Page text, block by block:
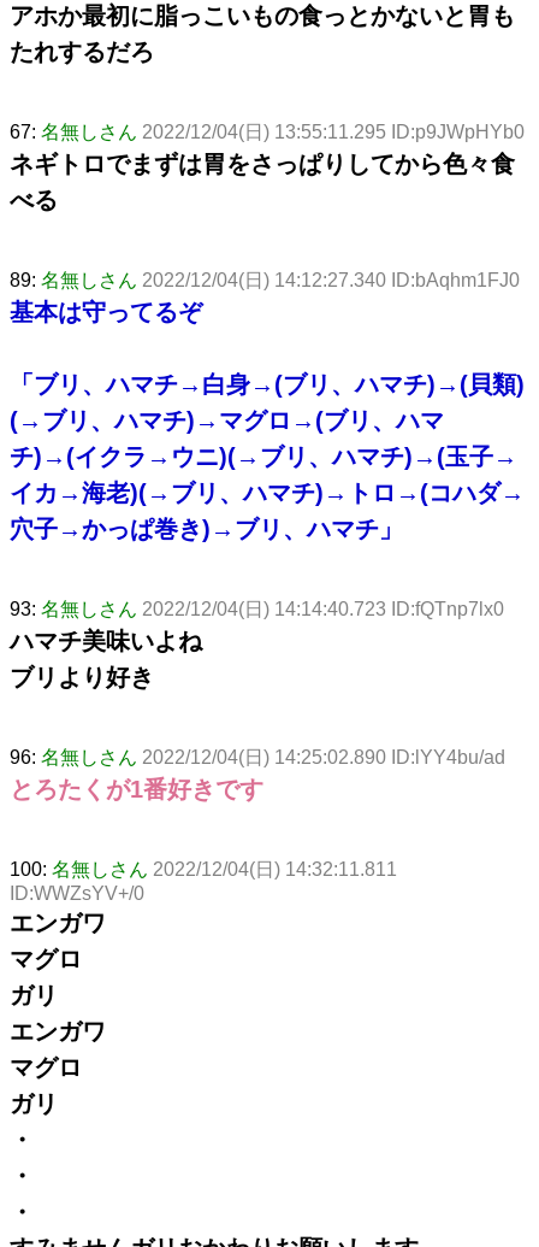
アホか最初に脂っこいもの食っとかないと胃も
たれするだろ
67: 名無しさん 2022/12/04(日) 13:55:11.295 ID:p9JWpHYb0
ネギトロでまずは胃をさっぱりしてから色々食
べる
89: 名無しさん 2022/12/04(日) 14:12:27.340 ID:bAqhm1FJ0
基本は守ってるぞ
「ブリ、ハマチ→白身→(ブリ、ハマチ)→(貝類)
(→ブリ、ハマチ)→マグロ→(ブリ、ハマ
チ)→(イクラ→ウニ)(→ブリ、ハマチ)→(玉子→
イカ→海老)(→ブリ、ハマチ)→トロ→(コハダ→
穴子→かっぱ巻き)→ブリ、ハマチ」
93: 名無しさん 2022/12/04(日) 14:14:40.723 ID:fQTnp7lx0
ハマチ美味いよね
ブリより好き
96: 名無しさん 2022/12/04(日) 14:25:02.890 ID:lYY4bu/ad
とろたくが1番好きです
100: 名無しさん 2022/12/04(日) 14:32:11.811
ID:WWZsYV+/0
エンガワ
マグロ
ガリ
エンガワ
マグロ
ガリ
・
・
・